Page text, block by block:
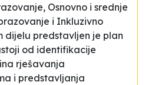
Osnovno i srednje
i Inkluzivno
dijelu predstavljen je plan
od identifikacije
rješavanja
i predstavljanja